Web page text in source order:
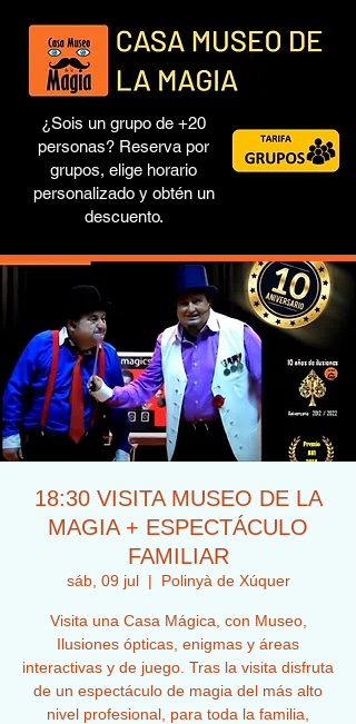
¿Sois un grupo de +20
personas? Reserva por
grupos, elige horario
personalizado y obtén un
descuento.
18:30 VISITA MUSEO DE LA
MAGIA + ESPECTÁCULO
FAMILIAR
sáb, 09 jul
  |
Polinyà de Xúquer
Visita una Casa Mágica, con Museo,
Ilusiones ópticas, enigmas y áreas
interactivas y de juego. Tras la visita disfruta
de un espectáculo de magia del más alto
nivel profesional, para toda la familia,